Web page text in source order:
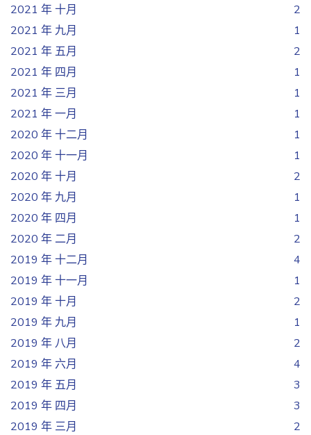
2021 年 十月
2
2021 年 九月
1
2021 年 五月
2
2021 年 四月
1
2021 年 三月
1
2021 年 一月
1
2020 年 十二月
1
2020 年 十一月
1
2020 年 十月
2
2020 年 九月
1
2020 年 四月
1
2020 年 二月
2
2019 年 十二月
4
2019 年 十一月
1
2019 年 十月
2
2019 年 九月
1
2019 年 八月
2
2019 年 六月
4
2019 年 五月
3
2019 年 四月
3
2019 年 三月
2